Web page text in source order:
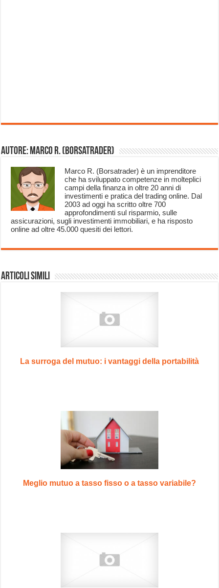
Autore: Marco R. (Borsatrader)
Marco R. (Borsatrader) è un imprenditore
che ha sviluppato competenze in molteplici
campi della finanza in oltre 20 anni di
investimenti e pratica del trading online. Dal
2003 ad oggi ha scritto oltre 700
approfondimenti sul risparmio, sulle
assicurazioni, sugli investimenti immobiliari, e ha risposto
online ad oltre 45.000 quesiti dei lettori.
Articoli Simili
La surroga del mutuo: i vantaggi della portabilità
Meglio mutuo a tasso fisso o a tasso variabile?